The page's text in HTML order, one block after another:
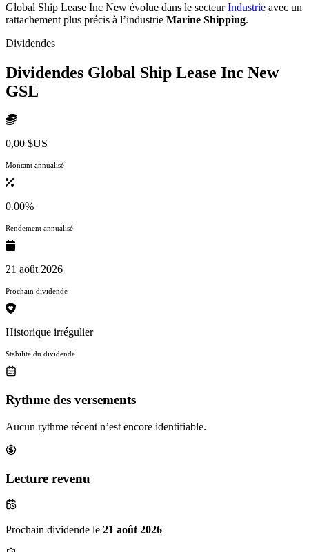
Global Ship Lease Inc New évolue dans le secteurIndustrie avec un
rattachement plus précis à l’industrie Marine Shipping.
Dividendes
Dividendes Global Ship Lease Inc New
GSL
0,00 $US
Montant annualisé
0.00%
Rendement annualisé
21 août 2026
Prochain dividende
Historique irrégulier
Stabilité du dividende
Rythme des versements
Aucun rythme récent n’est encore identifiable.
Lecture revenu
Prochain dividende le 21 août 2026